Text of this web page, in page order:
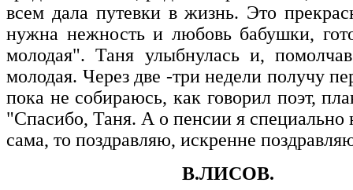
всем дала путевки в жизнь. Это
нужна нежность и любовь бабушки,
молодая". Таня улыбнулась и,
молодая. Через две -три недели получу
пока не собираюсь, как говорил поэт,
"Спасибо, Таня. А о пенсии я специально
сама, то поздравляю, искренне
В.ЛИСОВ.